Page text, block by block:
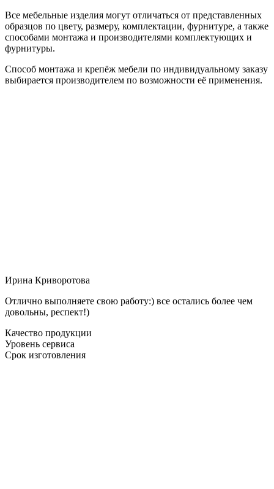
Все мебельные изделия могут отличаться от представленных
образцов по цвету, размеру, комплектации, фурнитуре, а также
способами монтажа и производителями комплектующих и
фурнитуры.
Способ монтажа и крепёж мебели по индивидуальному заказу
выбирается производителем по возможности её применения.
Ирина Криворотова
Отлично выполняете свою работу:) все остались более чем
довольны, респект!)
Качество продукции
Уровень сервиса
Срок изготовления